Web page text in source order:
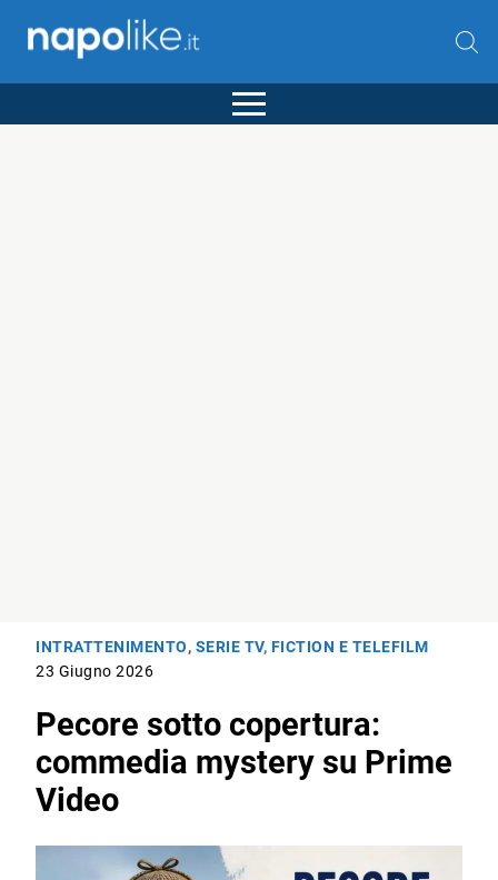
INTRATTENIMENTO, SERIE TV, FICTION E TELEFILM
23 Giugno 2026
Pecore sotto copertura:
commedia mystery su Prime
Video